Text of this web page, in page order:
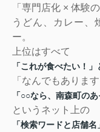
「専門店化 × 体験
うどん、カレー、
ー。
上位はすべて
「これが食べたい！
「なんでもありま
「○○なら、南森町のあ
というネット上の
「検索ワードと店舗